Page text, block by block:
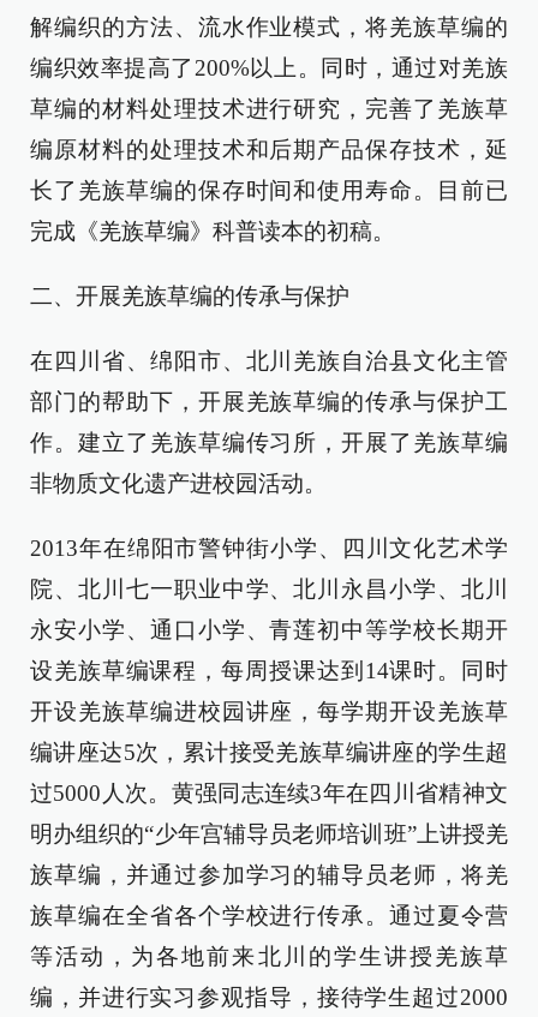
解编织的方法、流水作业模式，将羌族草编的
编织效率提高了200%以上。同时，通过对羌族
草编的材料处理技术进行研究，完善了羌族草
编原材料的处理技术和后期产品保存技术，延
长了羌族草编的保存时间和使用寿命。目前已
完成《羌族草编》科普读本的初稿。
二、开展羌族草编的传承与保护
在四川省、绵阳市、北川羌族自治县文化主管
部门的帮助下，开展羌族草编的传承与保护工
作。建立了羌族草编传习所，开展了羌族草编
非物质文化遗产进校园活动。
2013年在绵阳市警钟街小学、四川文化艺术学
院、北川七一职业中学、北川永昌小学、北川
永安小学、通口小学、青莲初中等学校长期开
设羌族草编课程，每周授课达到14课时。同时
开设羌族草编进校园讲座，每学期开设羌族草
编讲座达5次，累计接受羌族草编讲座的学生超
过5000人次。黄强同志连续3年在四川省精神文
明办组织的“少年宫辅导员老师培训班”上讲授羌
族草编，并通过参加学习的辅导员老师，将羌
族草编在全省各个学校进行传承。通过夏令营
等活动，为各地前来北川的学生讲授羌族草
编，并进行实习参观指导，接待学生超过2000